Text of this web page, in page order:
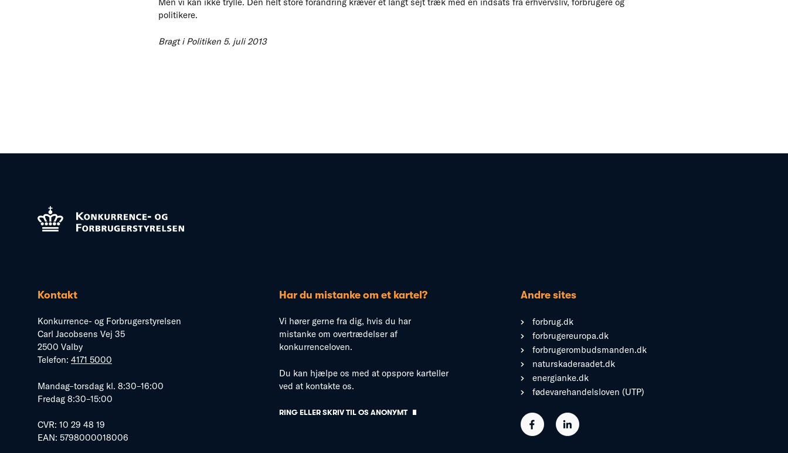
politikere.
Bragt i Politiken 5. juli 2013
Kontakt
Konkurrence- og Forbrugerstyrelsen
Carl Jacobsens Vej 35
2500 Valby
Telefon: 4171 5000
Mandag–torsdag kl. 8:30–16:00
Fredag 8:30–15:00
CVR: 10 29 48 19
EAN: 5798000018006
Har du mistanke om et kartel?
Vi hører gerne fra dig, hvis du har
mistanke om overtrædelser af
konkurrenceloven.
Du kan hjælpe os med at opspore karteller
ved at kontakte os.
RING ELLER SKRIV TIL OS ANONYMT
Andre sites
forbrug.dk
forbrugereuropa.dk
forbrugerombudsmanden.dk
naturskaderaadet.dk
energianke.dk
fødevarehandelsloven (UTP)